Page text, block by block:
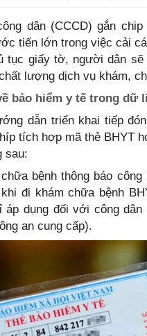
dân (CCCD) gắn
tiến lớn trong việc cải
tục giấy tờ, người dân
lượng dịch vụ khám,
bảo hiểm y tế trong dữ
dẫn triển khai tiếp
tích hợp mã thẻ BHYT
sau:
bệnh thông báo
đi khám chữa bệnh
áp dụng đối với công
an cung cấp).